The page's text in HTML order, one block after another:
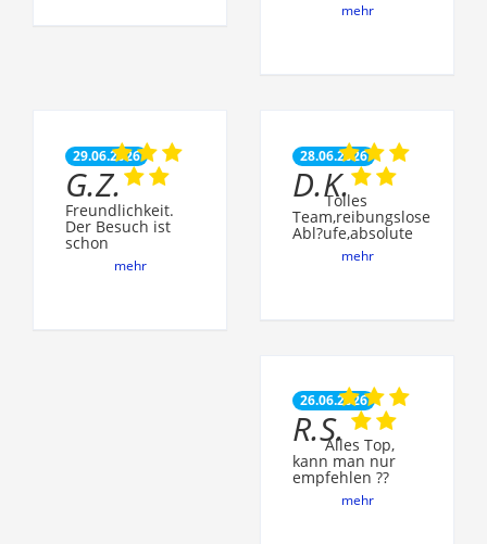
mehr
29.06.2026
G.Z.
Freundlichkeit.
Der Besuch ist
schon
mehr
28.06.2026
D.K.
Tolles
Team,reibungslose
Abl?ufe,absolute
mehr
26.06.2026
R.S.Alles Top,
kann man nur
empfehlen ??
mehr